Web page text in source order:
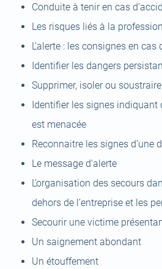
Conduite à tenir en cas
Les risques liés à la
L’alerte : les consignes en
Identifier les dangers
Supprimer, isoler ou
Identifier les signes indiquant
est menacée
Reconnaitre les signes d’une
Le message d’alerte
L’organisation des secours
dehors de l’entreprise et les
Secourir une victime
Un saignement abondant
Un étouffement